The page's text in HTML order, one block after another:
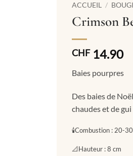
ACCUEIL /
Crimson
CHF14.90
Baies pourpres
Des baies de
chaudes et de gui
🕯Combustion :20-30
📐Hauteur :8 cm